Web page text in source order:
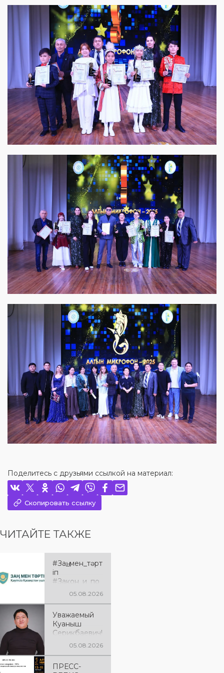
Поделитесь с друзьями ссылкой на материал:
Скопировать ссылку
ЧИТАЙТЕ ТАКЖЕ
#Заң_мен_тәрт
іп
#Закон_и_по
рядок05.08.2026
Уважаемый
Куаныш
Серикбаевич!
От всей
Вас с днём
05.08.2026
ПРЕСС-